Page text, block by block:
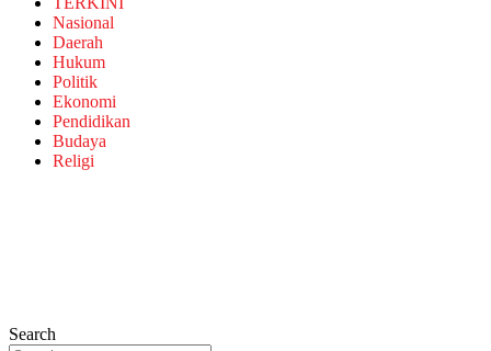
Nasional
Daerah
Hukum
Politik
Ekonomi
Pendidikan
Budaya
Religi
Search